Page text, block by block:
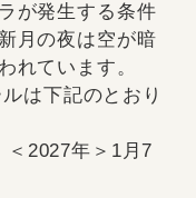
が発生する条件
月の夜は空が暗
れています。
は下記のとおり
＜2027年＞1月7